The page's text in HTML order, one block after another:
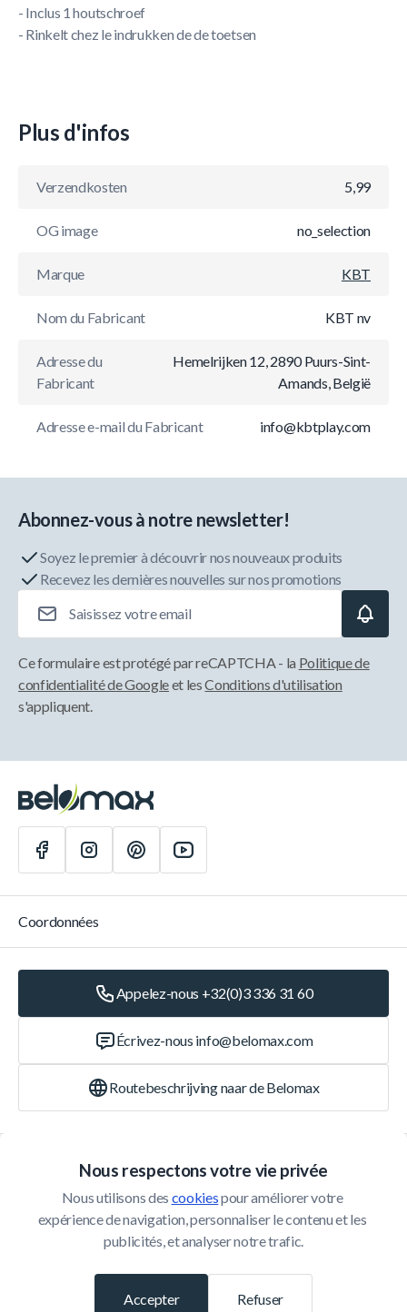
- Inclus 1 houtschroef
- Rinkelt chez le indrukken de de toetsen
Plus d'infos
Verzendkosten 5,99
OG image no_selection
Marque KBT
Nom du Fabricant KBT nv
Adresse du
Fabricant
Hemelrijken 12, 2890 Puurs-Sint-
Amands, België
Adresse e-mail du Fabricant info@kbtplay.com
Nous respectons votre vie privée
Nous utilisons des cookies pour améliorer votre
expérience de navigation, personnaliser le contenu et les
publicités, et analyser notre trafic.
Refuser
Accepter
Abonnez-vous à notre newsletter!
Soyez le premier à découvrir nos nouveaux produits
Recevez les dernières nouvelles sur nos promotions
Ce formulaire est protégé par reCAPTCHA - la Politique de
confidentialité de Googleet lesConditions d'utilisation
s'appliquent.
Service Client
Coordonnées
Appelez-nous +32(0)3 336 31 60
Écrivez-nous info@belomax.com
Routebeschrijving naar de Belomax